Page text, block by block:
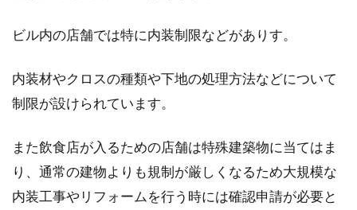
ビル内の店舗では特に内装制限などがありす。
内装材やクロスの種類や下地の処理方法などについて
制限が設けられています。
また飲食店が入るための店舗は特殊建築物に当てはま
り、通常の建物よりも規制が厳しくなるため大規模な
内装工事やリフォームを行う時には確認申請が必要と